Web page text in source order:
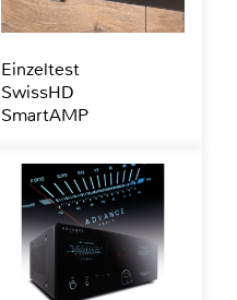
Einzeltest
SwissHD
SmartAMP